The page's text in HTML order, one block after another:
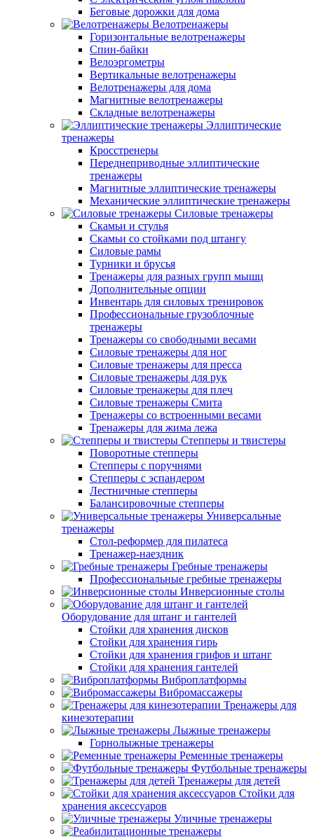
Беговые дорожки для дома
Велотренажеры
Горизонтальные велотренажеры
Спин-байки
Велоэргометры
Вертикальные велотренажеры
Велотренажеры для дома
Магнитные велотренажеры
Складные велотренажеры
Эллиптические
тренажеры
Кросстренеры
Переднеприводные эллиптические
тренажеры
Магнитные эллиптические тренажеры
Механические эллиптические тренажеры
Силовые тренажеры
Скамьи и стулья
Скамьи со стойками под штангу
Силовые рамы
Турники и брусья
Тренажеры для разных групп мышц
Дополнительные опции
Инвентарь для силовых тренировок
Профессиональные грузоблочные
тренажеры
Тренажеры со свободными весами
Силовые тренажеры для ног
Силовые тренажеры для пресса
Силовые тренажеры для рук
Силовые тренажеры для плеч
Силовые тренажеры Смита
Тренажеры со встроенными весами
Тренажеры для жима лежа
Степперы и твистеры
Поворотные степперы
Степперы с поручнями
Степперы с эспандером
Лестничные степперы
Балансировочные степперы
Универсальные
тренажеры
Стол-реформер для пилатеса
Тренажер-наездник
Гребные тренажеры
Профессиональные гребные тренажеры
Инверсионные столы
Оборудование для штанг и гантелей
Стойки для хранения дисков
Стойки для хранения гирь
Стойки для хранения грифов и штанг
Стойки для хранения гантелей
Виброплатформы
Вибромассажеры
Тренажеры для
кинезотерапии
Лыжные тренажеры
Горнолыжные тренажеры
Ременные тренажеры
Футбольные тренажеры
Тренажеры для детей
Стойки для
хранения аксессуаров
Уличные тренажеры